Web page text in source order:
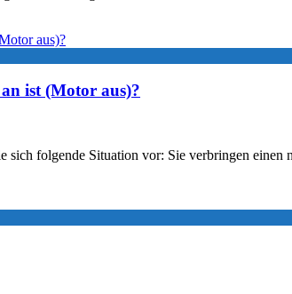
ist (Motor aus)?
folgende Situation vor: Sie verbringen